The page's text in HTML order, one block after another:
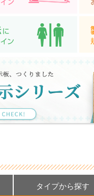
タイプから探す